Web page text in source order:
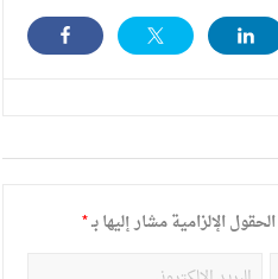
الحقول الإلزامية مشار إليها بـ*